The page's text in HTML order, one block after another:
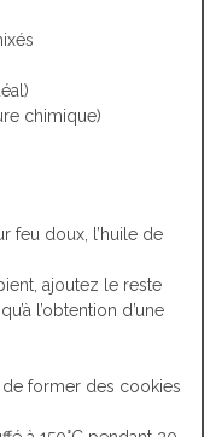
chimique)
feu doux, l’huile de
ajoutez le reste
l’obtention d’une
former des cookies